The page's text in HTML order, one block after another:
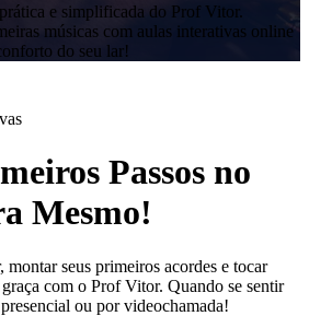
e simplificada do Prof Vitor.
músicas com aulas interativas online
do seu lar!
Passos no
Mesmo!
montar seus primeiros acordes e tocar
com o Prof Vitor. Quando se sentir
ou por videochamada!